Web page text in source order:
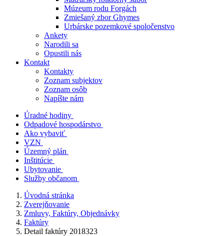
Múzeum rodu Forgách
Zmiešaný zbor Ghymes
Urbárske pozemkové spoločenstvo
Ankety
Narodili sa
Opustili nás
Kontakt
Kontakty
Zoznam subjektov
Zoznam osôb
Napíšte nám
Úradné hodiny
Odpadové hospodárstvo
Ako vybaviť
VZN
Územný plán
Inštitúcie
Ubytovanie
Služby občanom
Úvodná stránka
Zverejňovanie
Zmluvy, Faktúry, Objednávky
Faktúry
Detail faktúry 2018323